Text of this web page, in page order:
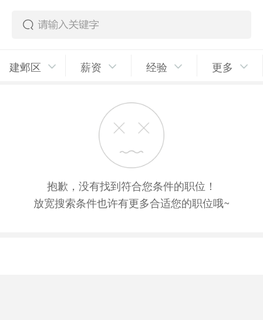
建邺区 薪资 经验 更多
抱歉，没有找到符合您条件的职位！
放宽搜索条件也许有更多合适您的职位哦~